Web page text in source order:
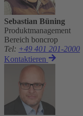
Sebastian Büning
Produktmanagement
Bereich boncrop
Tel: +49 401 201-2000
Kontaktieren